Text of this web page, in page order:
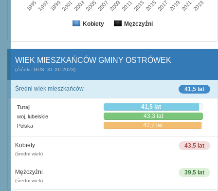
Kobiety Mężczyźni
19951997 1999200120032005200720092011201320152017 201920212023
WIEK MIESZKAŃCÓW GMINY OSTRÓWEK
(Źródło: GUS, 31.XII.2023)
41,5 lat
Średni wiek mieszkańców
Tutaj 41,5 lat
woj. lubelskie 43,3 lat
Polska 42,7 lat
43,5 lat
Kobiety
(średni wiek)
39,5 lat
Mężczyźni
(średni wiek)